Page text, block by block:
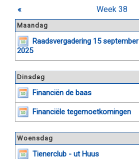
« Week 38
Maandag
Raadsvergadering 15 september
2025
Dinsdag
Financiën de baas
Financiële tegemoetkomingen
Woensdag
Tienerclub - ut Huus